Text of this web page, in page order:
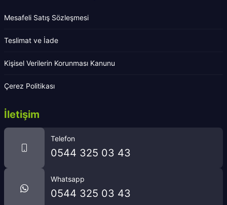
Mesafeli Satış Sözleşmesi
Teslimat ve İade
Kişisel Verilerin Korunması Kanunu
Çerez Politikası
İletişim
Telefon
0544 325 03 43
Whatsapp
0544 325 03 43